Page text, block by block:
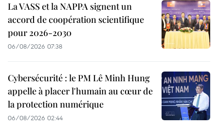
La VASS et la NAPPA signent un
accord de coopération scientifique
pour 2026-2030
06/08/2026 07:38
Cybersécurité : le PM Lê Minh Hung
appelle à placer l'humain au cœur de
la protection numérique
06/08/2026 02:44